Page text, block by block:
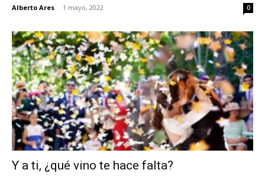
Alberto Ares - 1 mayo, 2022 0
Y a ti, ¿qué vino te hace falta?